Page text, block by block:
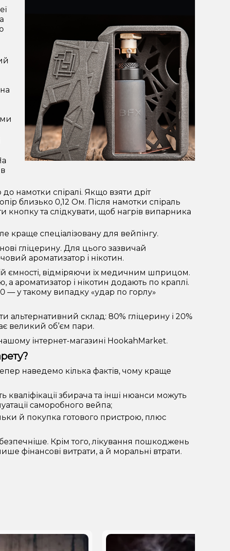
намотки спіралі. Якщо взяти дріт
близько 0,12 Ом. Після намотки спіраль
та слідкувати, щоб нагрів випарника
краще спеціалізовану для вейпінгу.
гліцерину. Для цього зазвичай
ароматизатор і нікотин.
ємності, відміряючи їх медичним шприцом.
а ароматизатор і нікотин додають по краплі.
у такому випадку «удар по горлу»
альтернативний склад: 80% гліцерину і 20%
великий об’єм пари.
інтернет-магазині HookahMarket.
наведемо кілька фактів, чому краще
кваліфікації збирача та інші нюанси можуть
саморобного вейпа;
й покупка готового пристрою, плюс
Крім того, лікування пошкоджень
фінансові витрати, а й моральні втрати.